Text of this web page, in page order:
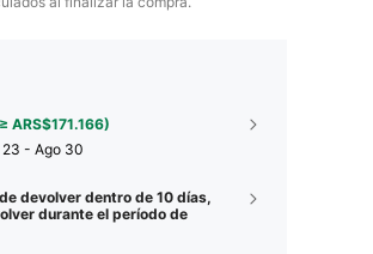
ARS$171.166)
23 - Ago 30
devolver dentro de 10 días,
durante el período de